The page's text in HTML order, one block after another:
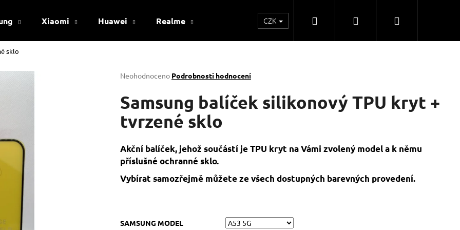
Xiaomi Huawei Realme Kontakty Obchodní spolupráce
CZK Hledat PřihlášeníNákupní
sklo
Průměrné
produktu
je
0,0
z
hvězdiček.
Neohodnoceno Podrobnosti hodnocení
Samsung balíček silikonový TPU kryt +
tvrzené sklo
Akční balíček, jehož součástí je TPU kryt na Vámi zvolený model a k němu
příslušné ochranné sklo.
Vybírat samozřejmě můžete ze všech dostupných barevných provedení.
SAMSUNG MODEL
Co potřebujete najít?